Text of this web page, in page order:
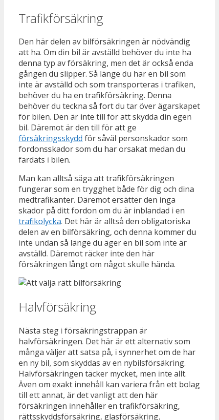
Trafikförsäkring
Den här delen av bilförsäkringen är nödvändig
att ha. Om din bil är avställd behöver du inte ha
denna typ av försäkring, men det är också enda
gången du slipper. Så länge du har en bil som
inte är avställd och som transporteras i trafiken,
behöver du ha en trafikförsäkring. Denna
behöver du teckna så fort du tar över ägarskapet
för bilen. Den är inte till för att skydda din egen
bil. Däremot är den till för att ge
försäkringsskydd för såväl personskador som
fordonsskador som du har orsakat medan du
färdats i bilen.
Man kan alltså säga att trafikförsäkringen
fungerar som en trygghet både för dig och dina
medtrafikanter. Däremot ersätter den inga
skador på ditt fordon om du är inblandad i en
trafikolycka. Det här är alltså den obligatoriska
delen av en bilförsäkring, och denna kommer du
inte undan så länge du äger en bil som inte är
avställd. Däremot räcker inte den här
försäkringen långt om något skulle hända.
Halvförsäkring
Nästa steg i försäkringstrappan är
halvförsäkringen. Det här är ett alternativ som
många väljer att satsa på, i synnerhet om de har
en ny bil, som skyddas av en nybilsförsäkring.
Halvförsäkringen täcker mycket, men inte allt.
Även om exakt innehåll kan variera från ett bolag
till ett annat, är det vanligt att den här
försäkringen innehåller en trafikförsäkring,
rättsskyddsförsäkring, glasförsäkring,